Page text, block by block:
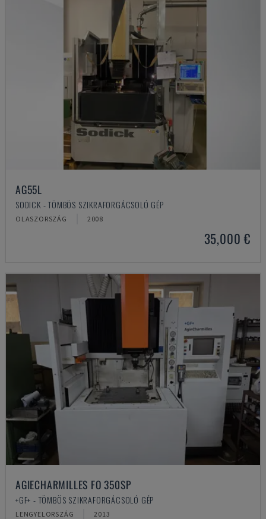
AG55L
SODICK - TÖMBÖS SZIKRAFORGÁCSOLÓ GÉP
OLASZORSZÁG 2008
35,000 €
AGIECHARMILLES FO 350SP
+GF+ - TÖMBÖS SZIKRAFORGÁCSOLÓ GÉP
LENGYELORSZÁG 2013